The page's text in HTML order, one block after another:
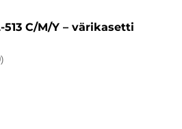
513 C/M/Y – värikasetti